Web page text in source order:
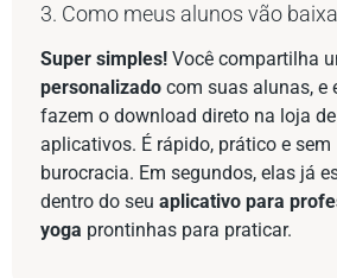
3. Como meus alunos vão
Super simples! Você compartilha
personalizado com suas alunas, e
fazem o download direto na loja de
aplicativos. É rápido, prático e sem
burocracia. Em segundos, elas já
dentro do seu aplicativo para
yoga prontinhas para praticar.